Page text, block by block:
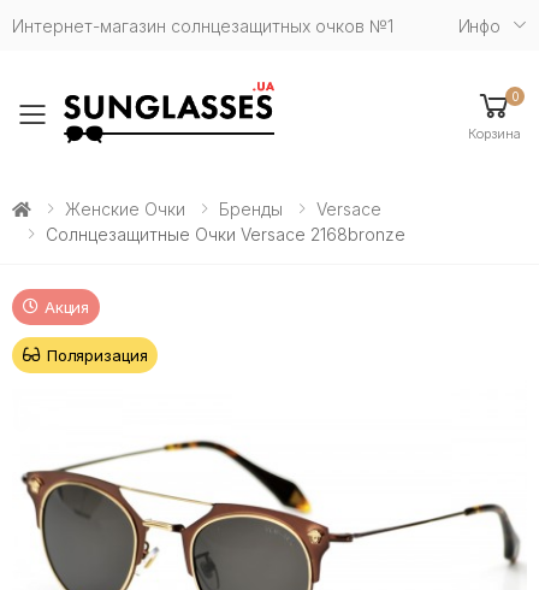
Интернет-магазин солнцезащитных очков №1 Инфо
Toggle mobile menu
0
Корзина
Женские Очки Бренды
Versace
Солнцезащитные Очки Versace 2168bronze
Акция
Поляризация